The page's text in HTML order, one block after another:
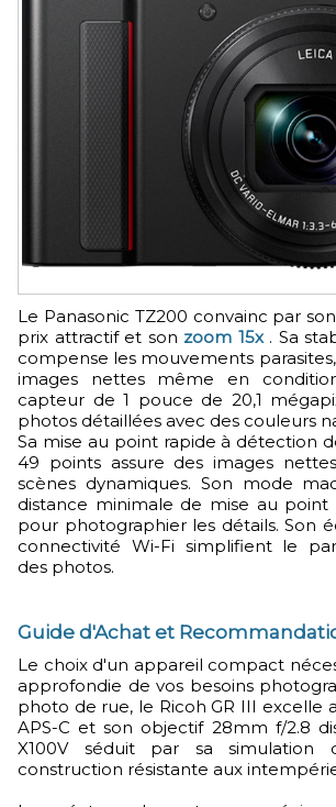
Le Panasonic TZ200 convainc par son rapport qualité-
prix attractif et son zoom 15x. Sa
compense les mouvements
images nettes même en
capteur de 1 pouce de 20,1
photos détaillées avec des couleurs
Sa mise au point rapide à détection
49 points assure des images
scènes dynamiques. Son mode
distance minimale de mise au
pour photographier les détails. Son
connectivité Wi-Fi simplifient le
des photos.
Guide d'Achat et
Le choix d'un appareil compact nécessite une analyse
approfondie de vos besoins
photo de rue, le Ricoh GR III excelle
APS-C et son objectif 28mm f/2.8
X100V séduit par sa
construction résistante aux